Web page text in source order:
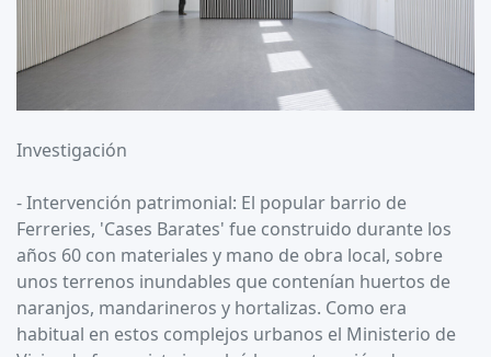
Investigación
- Intervención patrimonial: El popular barrio de
Ferreries, 'Cases Barates' fue construido durante los
años 60 con materiales y mano de obra local, sobre
unos terrenos inundables que contenían huertos de
naranjos, mandarineros y hortalizas. Como era
habitual en estos complejos urbanos el Ministerio de